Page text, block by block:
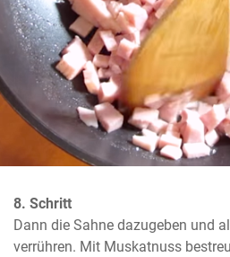
8. Schritt
Dann die Sahne dazugeben und
verrühren. Mit Muskatnuss